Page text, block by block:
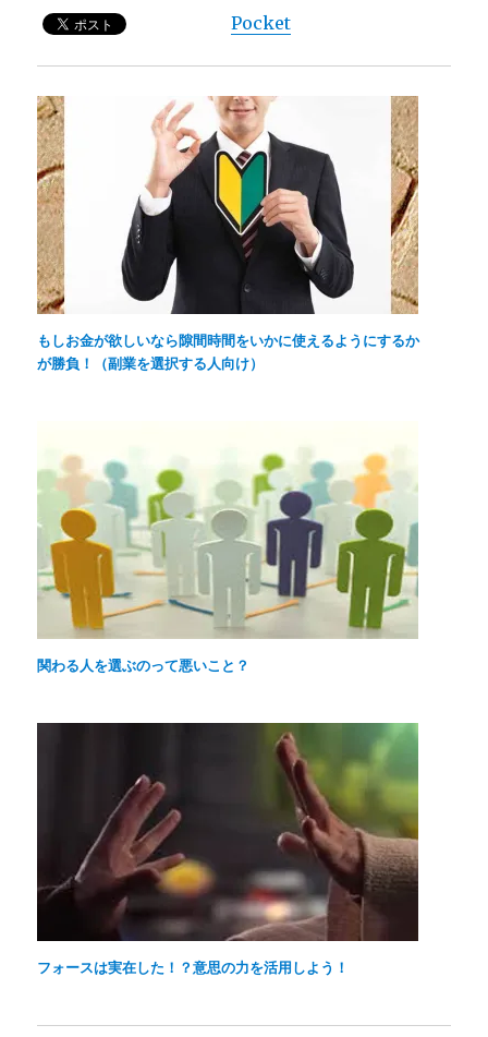
Pocket
もしお金が欲しいなら隙間時間をいかに使えるようにするか
が勝負！（副業を選択する人向け）
関わる人を選ぶのって悪いこと？
フォースは実在した！？意思の力を活用しよう！